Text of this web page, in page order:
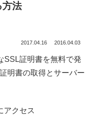
法
2017.04.16 2016.04.03
SSL証明書を無料で発
明書の取得とサーバー
アクセス